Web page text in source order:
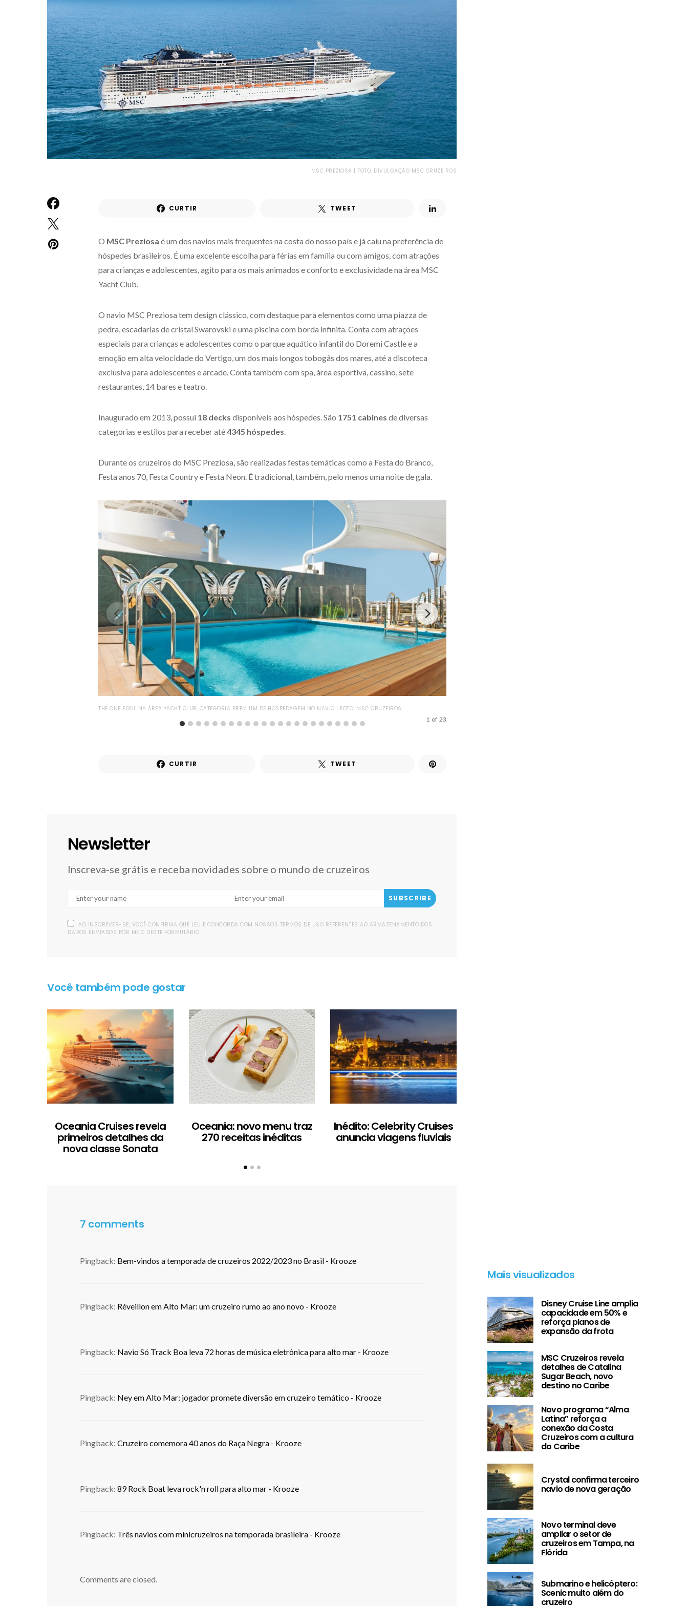
MSC PREZIOSA | FOTO: DIVULGAÇÃO MSC CRUZEIROS
CURTIR TWEET
O MSC Preziosa é um dos navios mais frequentes na costa do nosso país e já caiu na preferência de
hóspedes brasileiros. É uma excelente escolha para férias em família ou com amigos, com atrações
para crianças e adolescentes, agito para os mais animados e conforto e exclusividade na área MSC
Yacht Club.
O navio MSC Preziosa tem design clássico, com destaque para elementos como uma piazza de
pedra, escadarias de cristal Swarovski e uma piscina com borda infinita. Conta com atrações
especiais para crianças e adolescentes como o parque aquático infantil do Doremi Castle e a
emoção em alta velocidade do Vertigo, um dos mais longos tobogãs dos mares, até a discoteca
exclusiva para adolescentes e arcade. Conta também com spa, área esportiva, cassino, sete
restaurantes, 14 bares e teatro.
Inaugurado em 2013, possui 18 decks disponíveis aos hóspedes. São 1751 cabines de diversas
categorias e estilos para receber até4345 hóspedes.
Durante os cruzeiros do MSC Preziosa, são realizadas festas temáticas como a Festa do Branco,
Festa anos 70, Festa Country e Festa Neon. É tradicional, também, pelo menos uma noite de gala.
THE ONE POOL NA ÁREA YACHT CLUB, CATEGORIA PREMIUM DE HOSPEDAGEM NO NAVIO | FOTO: MSC CRUZEIROS
1 of 23
CURTIR TWEET
Newsletter
Inscreva-se grátis e receba novidades sobre o mundo de cruzeiros
SUBSCRIBE
AO INSCREVER-SE, VOCÊ CONFIRMA QUE LEU E CONCORDA COM NOSSOS TERMOS DE USO REFERENTES AO ARMAZENAMENTO DOS
DADOS ENVIADOS POR MEIO DESTE FORMULÁRIO.
Você também pode gostar
Oceania Cruises revela
primeiros detalhes da
nova classe Sonata
Oceania: novo menu traz
270 receitas inéditas
Inédito: Celebrity Cruises
anuncia viagens fluviais
7 comments
Pingback: Bem-vindos a temporada de cruzeiros 2022/2023 no Brasil - Krooze
Pingback: Réveillon em Alto Mar: um cruzeiro rumo ao ano novo - Krooze
Pingback: Navio Só Track Boa leva 72 horas de música eletrônica para alto mar - Krooze
Pingback: Ney em Alto Mar: jogador promete diversão em cruzeiro temático - Krooze
Pingback: Cruzeiro comemora 40 anos do Raça Negra - Krooze
Pingback: 89 Rock Boat leva rock'n roll para alto mar - Krooze
Pingback: Três navios com minicruzeiros na temporada brasileira - Krooze
Comments are closed.
Mais visualizados
Disney Cruise Line amplia
capacidade em 50% e
reforça planos de
expansão da frota
MSC Cruzeiros revela
detalhes de Catalina
Sugar Beach, novo
destino no Caribe
Novo programa “Alma
Latina” reforça a
conexão da Costa
Cruzeiros com a cultura
do Caribe
Crystal confirma terceiro
navio de nova geração
Novo terminal deve
ampliar o setor de
cruzeiros em Tampa, na
Flórida
Submarino e helicóptero:
Scenic muito além do
cruzeiro